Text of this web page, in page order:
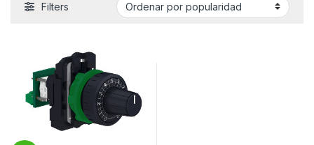
Filters